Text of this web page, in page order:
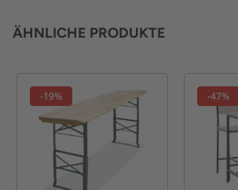
ÄHNLICHE PRODUKTE
-19% -47%